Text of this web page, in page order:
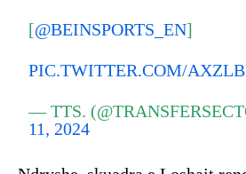
[@BEINSPORTS_EN]
PIC.TWITTER.COM/
— TTS.
11, 2024